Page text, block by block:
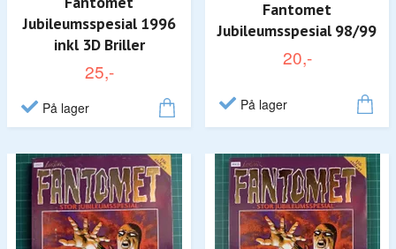
Jubileumsspesial 1996
inkl 3D Briller
25,-
På lager
Fantomet
Jubileumsspesial 98/99
20,-
På lager